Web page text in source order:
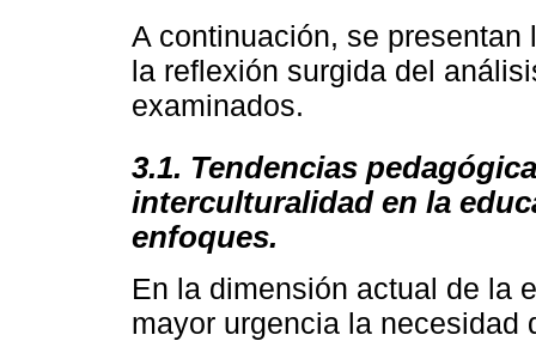
A continuación, se
la reflexión surgida del
examinados.
3.1. Tendencias
interculturalidad en la
enfoques.
En la dimensión actual de la
mayor urgencia la necesidad